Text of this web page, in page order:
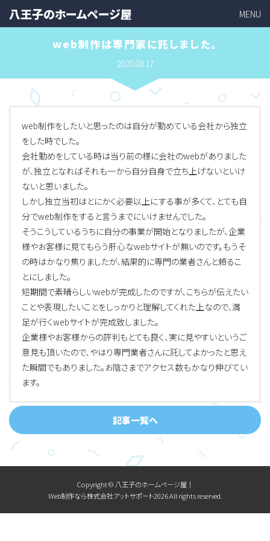
八王子のホームページ屋 MENU
web制作は専門家に託しました。
2020.08.17
web制作をしたいと思ったのは自分が勤めている会社から独立
をした時でした。
会社勤めをしている時は当り前の様に会社のwebがありました
が、独立となればそれも一から自分自身で立ち上げないといけ
ないと思いました。
しかし独立当初はとにかく必要以上にする事が多くて、とても自
分でweb制作をすると言うまでにいけませんでした。
そうこうしているうちに自分の事業が開始となりましたが、企業
様やお客様に見てもらう肝心なwebサイトが無いのです。もうそ
の時はかなり焦りましたが、結果的に専門の業者さんと頼るこ
とにしました。
短期間で素晴らしいwebが完成したのですが、こちらが伝えたい
ことや表現したいことをしっかりと理解してくれた上なので、満
足が行くwebサイトが完成致しました。
企業様やお客様からの評判もとても良く、実に見やすいというご
意見も頂いたので、やはり専門業者さんに託してよかったと思え
た瞬間でもありました。お陰さまでアクセス数もかなり伸びてい
ます。
記事一覧へ
Copyright © 八王子のホームページ屋│
Web制作なら株式会社アットサポート2026 All rights reserved.